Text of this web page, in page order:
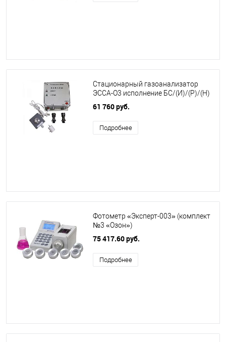
Стационарный газоанализатор
ЭССА-O3 исполнение БС/(И)/(Р)/(Н)
61 760 руб.
Подробнее
Фотометр «Эксперт-003» (комплект
№3 «Озон»)
75 417.60 руб.
Подробнее